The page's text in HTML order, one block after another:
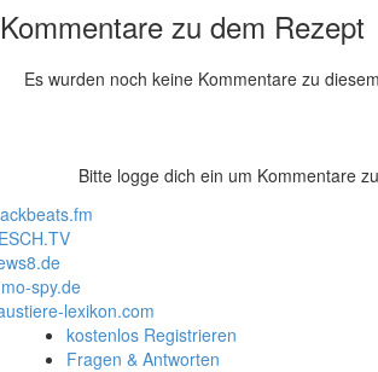
Kommentare zu dem Rezept
Es wurden noch keine Kommentare zu
Bitte logge dich ein um Kommentare
spy.de
lexikon.com
kostenlos Registrieren
Fragen & Antworten